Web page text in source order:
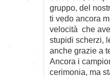
gruppo, del
ti vedo ancora
velocità che
stupidi scherzi,
anche grazie a
Ancora i
cerimonia, ma